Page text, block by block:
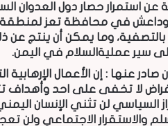
عن استمرار حصار دول العدوان
وداعش في محافظة تعز
بالتصفية، وما يمكن أن ينتج عن
سير عمليةالسلام في اليمن.
صادر عنها : إن الأعمال
لا تخفى على احد وأهداف
السياسي لن تثني الإنسان
والاستقرار الاجتماعي ولن